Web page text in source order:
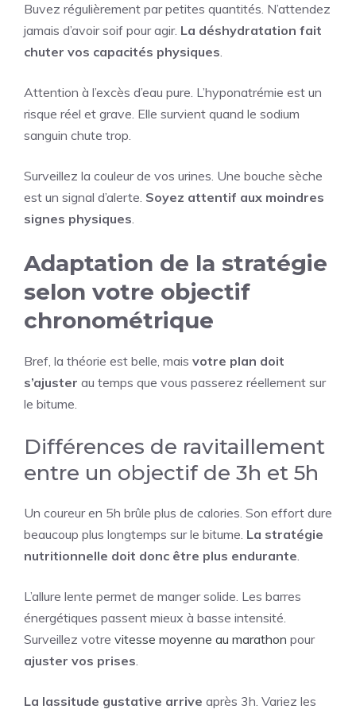
Buvez régulièrement par petites quantités. N’attendez
jamais d’avoir soif pour agir. La déshydratation fait
chuter vos capacités physiques.
Attention à l’excès d’eau pure. L’hyponatrémie est un
risque réel et grave. Elle survient quand le sodium
sanguin chute trop.
Surveillez la couleur de vos urines. Une bouche sèche
est un signal d’alerte. Soyez attentif aux moindres
signes physiques.
Adaptation de la stratégie
selon votre objectif
chronométrique
Bref, la théorie est belle, mais votre plan doit
s’ajuster au temps que vous passerez réellement sur
le bitume.
Différences de ravitaillement
entre un objectif de 3h et 5h
Un coureur en 5h brûle plus de calories. Son effort dure
beaucoup plus longtemps sur le bitume. La stratégie
nutritionnelle doit donc être plus endurante.
L’allure lente permet de manger solide. Les barres
énergétiques passent mieux à basse intensité.
Surveillez votre vitesse moyenne au marathon pour
ajuster vos prises.
La lassitude gustative arrive après 3h. Variez les